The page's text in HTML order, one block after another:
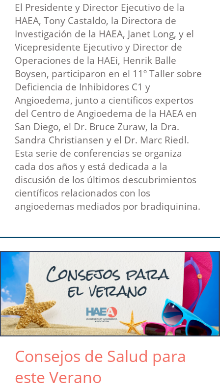
El Presidente y Director Ejecutivo de la
HAEA, Tony Castaldo, la Directora de
Investigación de la HAEA, Janet Long, y el
Vicepresidente Ejecutivo y Director de
Operaciones de la HAEi, Henrik Balle
Boysen, participaron en el 11º Taller sobre
Deficiencia de Inhibidores C1 y
Angioedema, junto a científicos expertos
del Centro de Angioedema de la HAEA en
San Diego, el Dr. Bruce Zuraw, la Dra.
Sandra Christiansen y el Dr. Marc Riedl.
Esta serie de conferencias se organiza
cada dos años y está dedicada a la
discusión de los últimos descubrimientos
científicos relacionados con los
angioedemas mediados por bradiquinina.
Consejos de Salud para
este Verano